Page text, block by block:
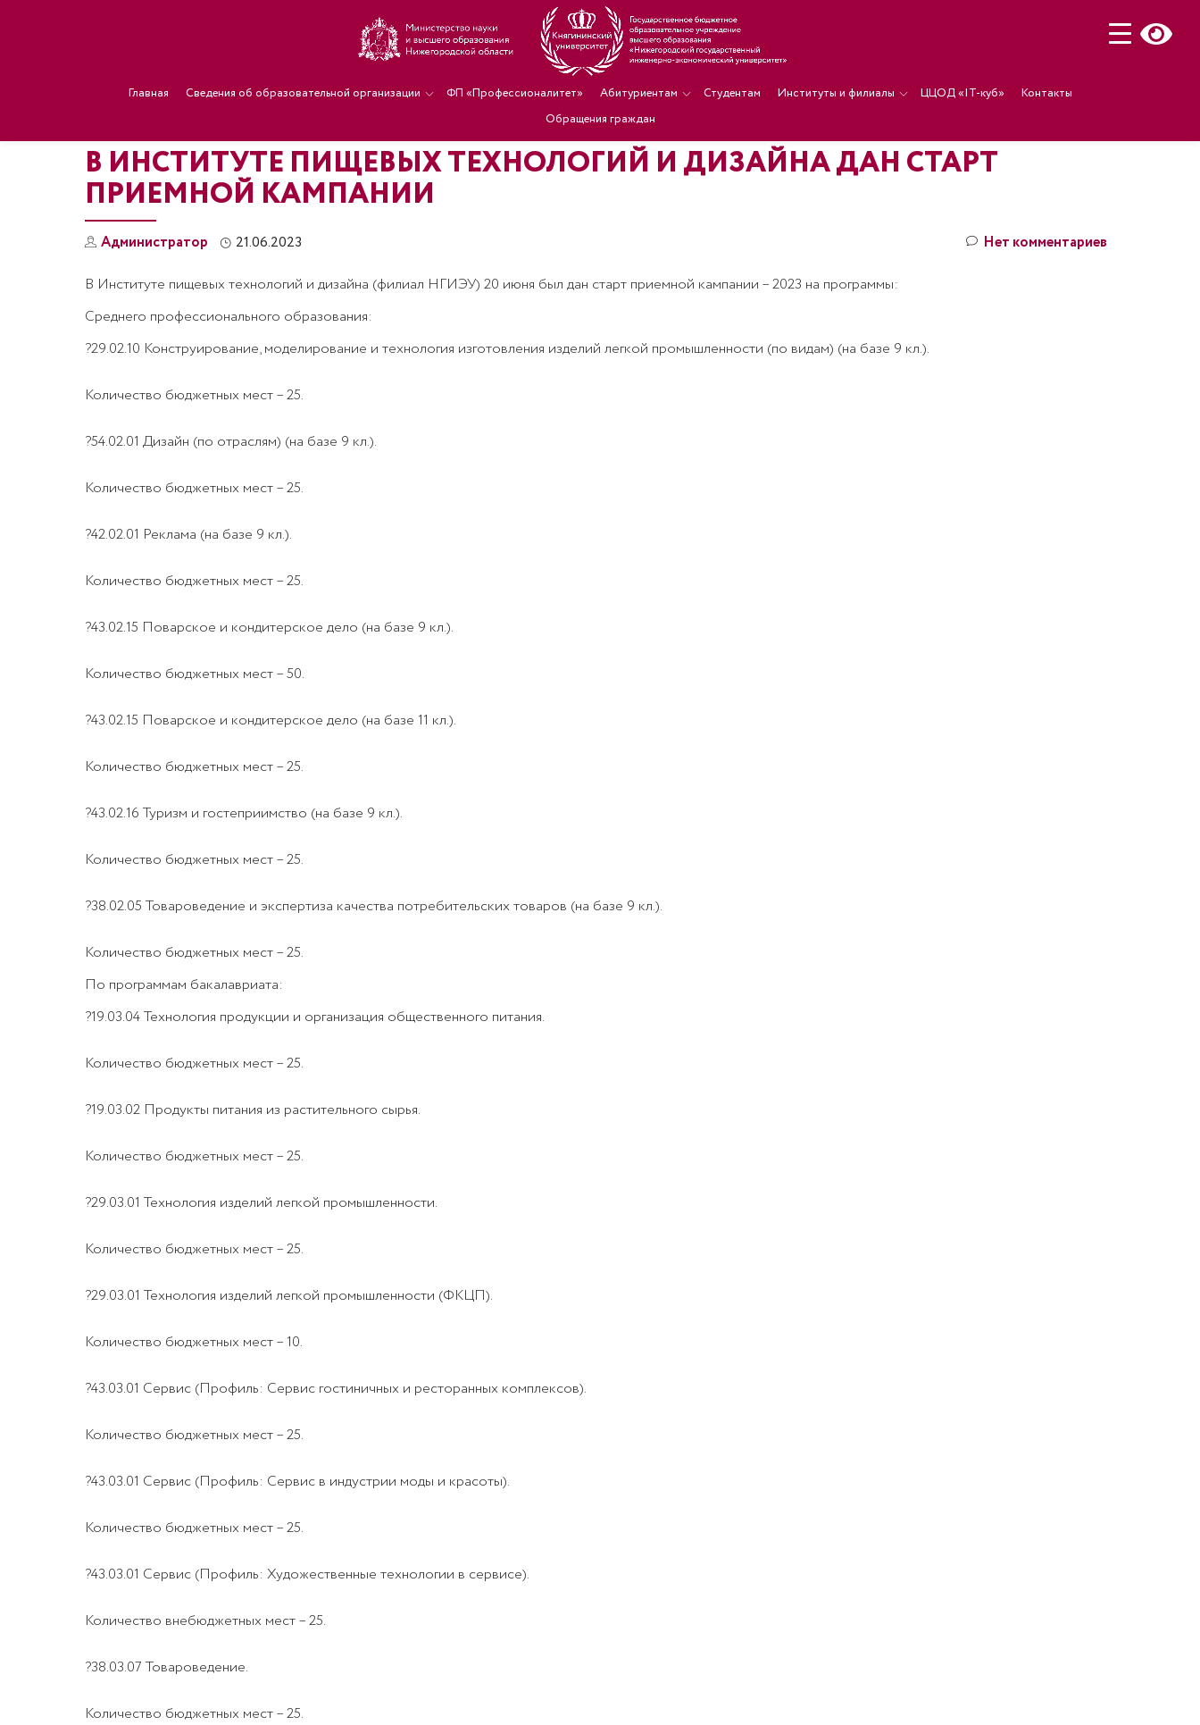
Главная Сведения об образовательной организации ФП «Профессионалитет» Абитуриентам Студентам Институты и филиалы ЦЦОД «IT-куб»
Контакты
Обращения граждан
В ИНСТИТУТЕ ПИЩЕВЫХ ТЕХНОЛОГИЙ И ДИЗАЙНА ДАН СТАРТ
ПРИЕМНОЙ КАМПАНИИ
Администратор 21.06.2023 Нет комментариев
В Институте пищевых технологий и дизайна (филиал НГИЭУ) 20 июня был дан старт приемной кампании – 2023 на программы:
Среднего профессионального образования:
?29.02.10 Конструирование, моделирование и технология изготовления изделий легкой промышленности (по видам) (на базе 9 кл.).
Количество бюджетных мест – 25.
?54.02.01 Дизайн (по отраслям) (на базе 9 кл.).
Количество бюджетных мест – 25.
?42.02.01 Реклама (на базе 9 кл.).
Количество бюджетных мест – 25.
?43.02.15 Поварское и кондитерское дело (на базе 9 кл.).
Количество бюджетных мест – 50.
?43.02.15 Поварское и кондитерское дело (на базе 11 кл.).
Количество бюджетных мест – 25.
?43.02.16 Туризм и гостеприимство (на базе 9 кл.).
Количество бюджетных мест – 25.
?38.02.05 Товароведение и экспертиза качества потребительских товаров (на базе 9 кл.).
Количество бюджетных мест – 25.
По программам бакалавриата:
?19.03.04 Технология продукции и организация общественного питания.
Количество бюджетных мест – 25.
?19.03.02 Продукты питания из растительного сырья.
Количество бюджетных мест – 25.
?29.03.01 Технология изделий легкой промышленности.
Количество бюджетных мест – 25.
?29.03.01 Технология изделий легкой промышленности (ФКЦП).
Количество бюджетных мест – 10.
?43.03.01 Сервис (Профиль: Сервис гостиничных и ресторанных комплексов).
Количество бюджетных мест – 25.
?43.03.01 Сервис (Профиль: Сервис в индустрии моды и красоты).
Количество бюджетных мест – 25.
?43.03.01 Сервис (Профиль: Художественные технологии в сервисе).
Количество внебюджетных мест – 25.
?38.03.07 Товароведение.
Количество бюджетных мест – 25.